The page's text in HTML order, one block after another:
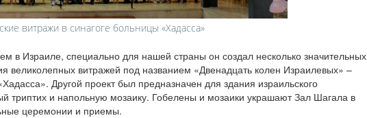
витражи в синагоге больницы «Хадасса»
в Израиле, специально для нашей страны он создал несколько значительных
великолепных витражей под названием «Двенадцать колен Израилевых» –
Другой проект был предназначен для здания израильского
триптих и напольную мозаику. Гобелены и мозаики украшают Зал Шагала в
церемонии и приемы.